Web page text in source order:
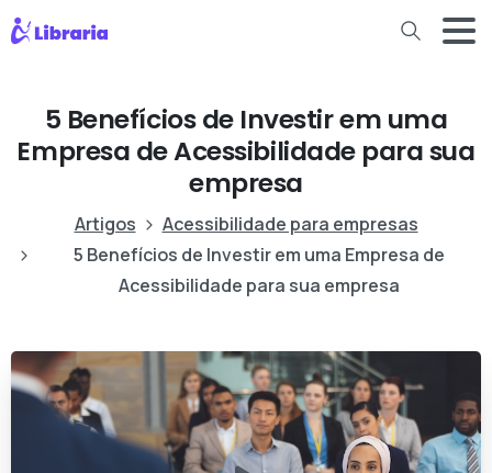
5 Benefícios de Investir em uma
Empresa de Acessibilidade para sua
empresa
Artigos
Acessibilidade para empresas
5 Benefícios de Investir em uma Empresa de
Acessibilidade para sua empresa